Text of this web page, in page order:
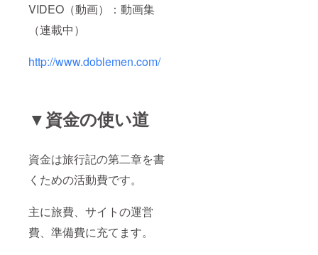
VIDEO（動画）：動画集
（連載中）
http://www.doblemen.com/
▼資金の使い道
資金は旅行記の第二章を書
くための活動費です。
主に旅費、サイトの運営
費、準備費に充てます。